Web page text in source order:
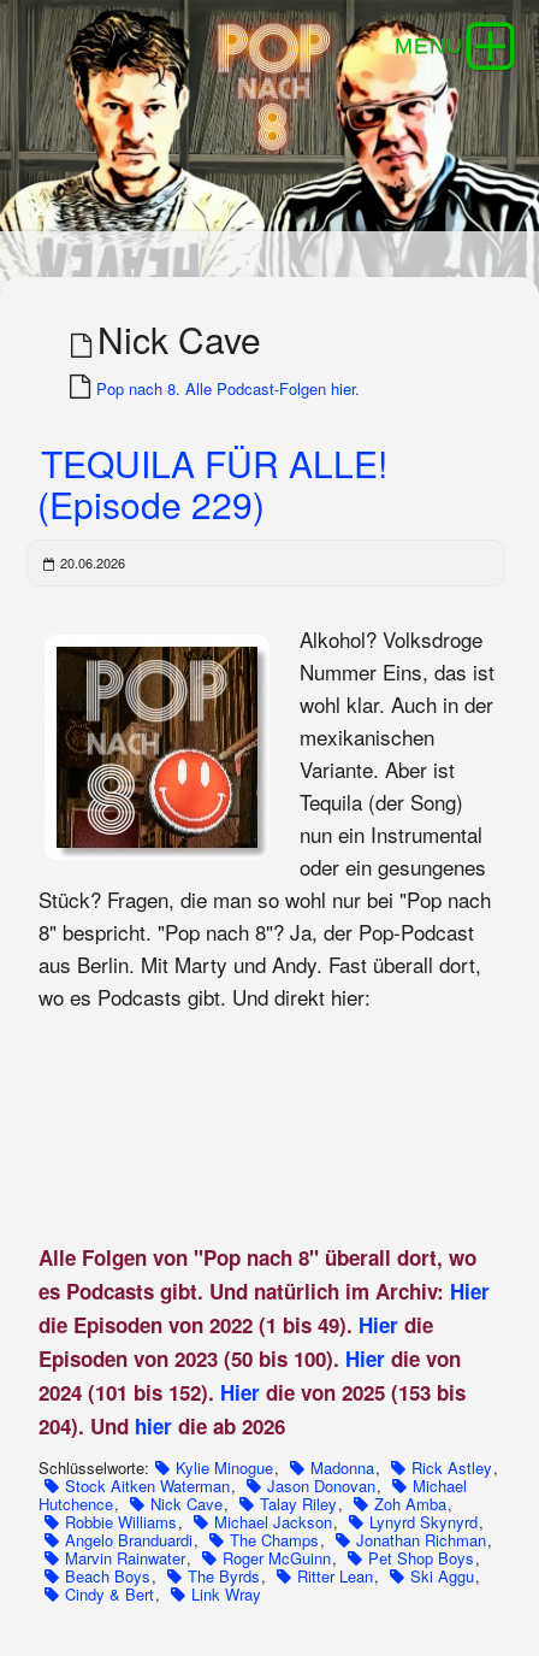
Nick Cave
Pop nach 8. Alle Podcast-Folgen hier.
TEQUILA FÜR ALLE!
(Episode 229)
20.06.2026
Alkohol? Volksdroge
Nummer Eins, das ist
wohl klar. Auch in der
mexikanischen
Variante. Aber ist
Tequila (der Song)
nun ein Instrumental
oder ein gesungenes
Stück? Fragen, die man so wohl nur bei "Pop nach
8" bespricht. "Pop nach 8"? Ja, der Pop-Podcast
aus Berlin. Mit Marty und Andy. Fast überall dort,
wo es Podcasts gibt. Und direkt hier:
Alle Folgen von "Pop nach 8" überall dort, wo
es Podcasts gibt. Und natürlich im Archiv: Hier
die Episoden von 2022 (1 bis 49). Hierdie
Episoden von 2023 (50 bis 100). Hier die von
2024 (101 bis 152). Hier die von 2025 (153 bis
204). Und hier die ab 2026
Schlüsselworte: Kylie Minogue, Madonna, Rick Astley,
Stock Aitken Waterman, Jason Donovan, Michael
Hutchence, Nick Cave, Talay Riley, Zoh Amba,
Robbie Williams, Michael Jackson, Lynyrd Skynyrd,
Angelo Branduardi, The Champs, Jonathan Richman,
Marvin Rainwater, Roger McGuinn, Pet Shop Boys,
Beach Boys, The Byrds, Ritter Lean, Ski Aggu,
Cindy & Bert, Link Wray